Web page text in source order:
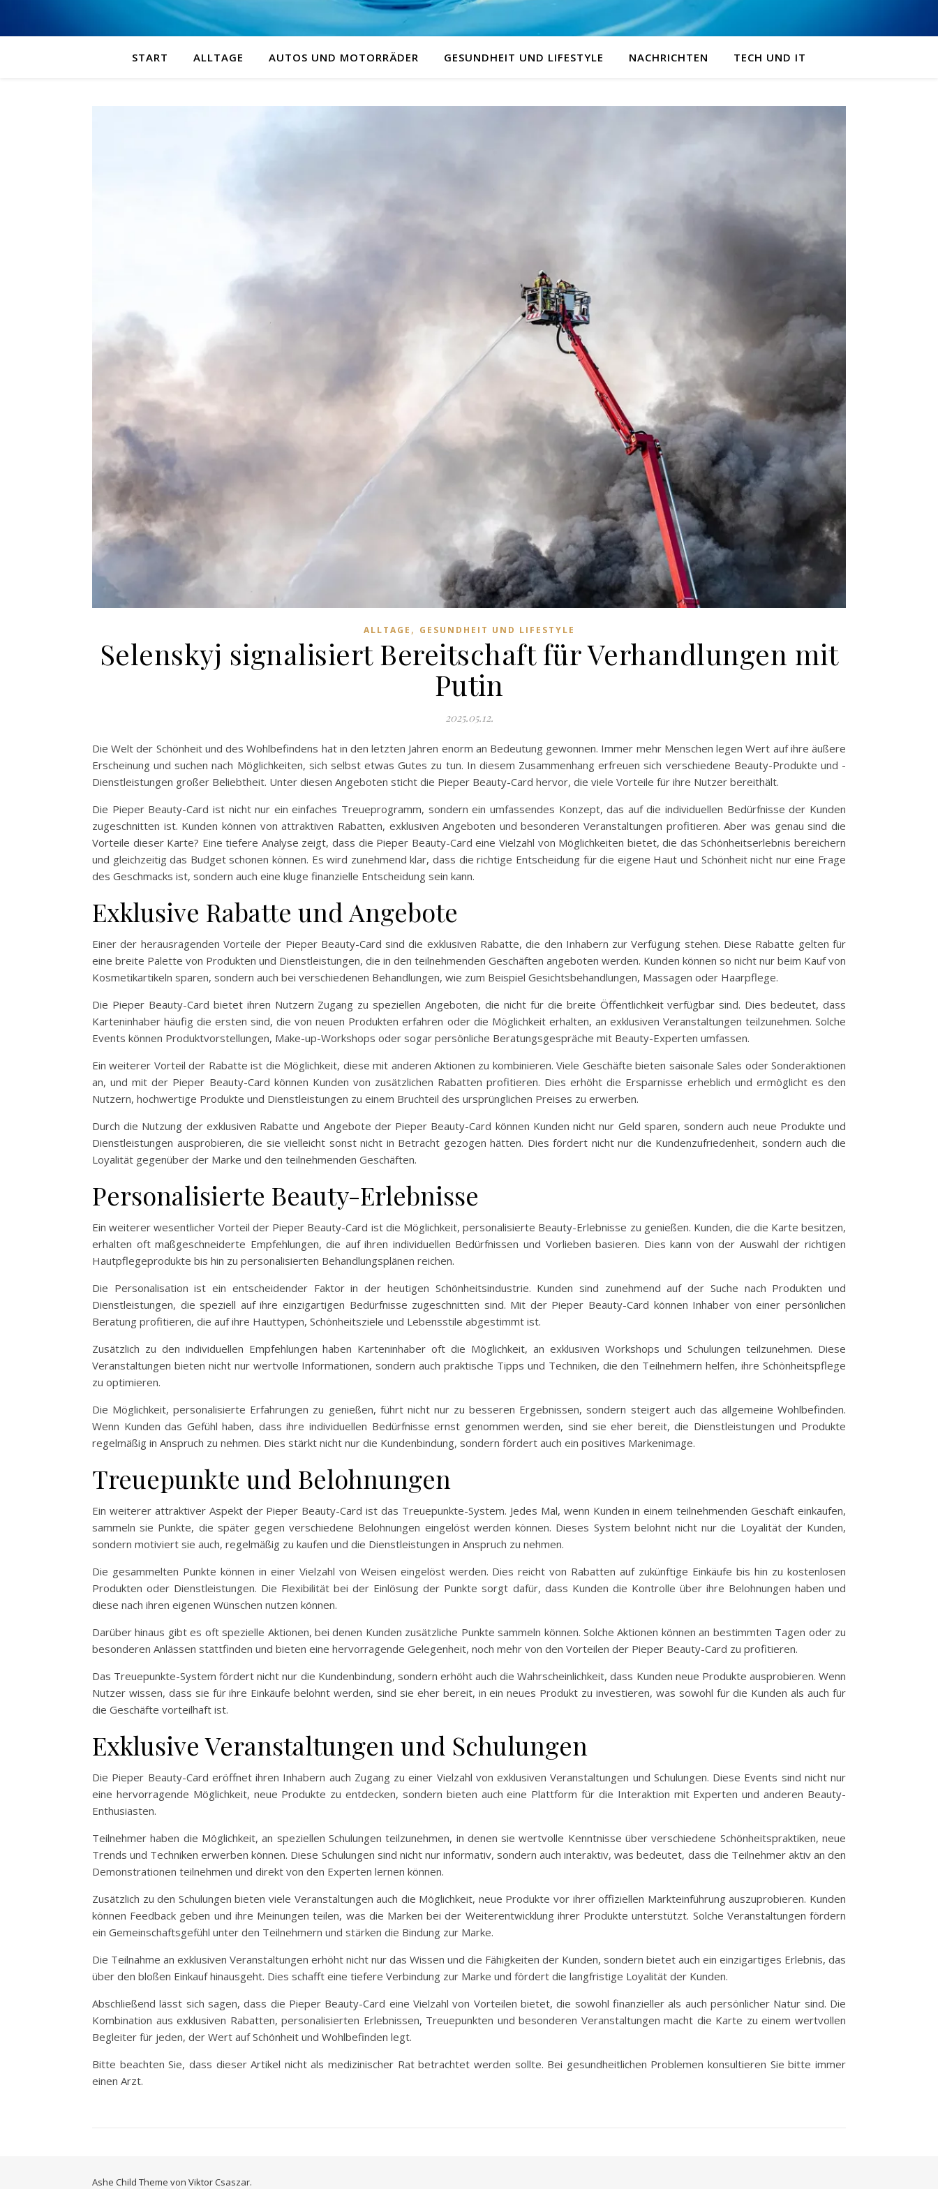
START ALLTAGE AUTOS UND MOTORRÄDER GESUNDHEIT UND LIFESTYLE NACHRICHTEN TECH UND IT
ALLTAGE , GESUNDHEIT UND LIFESTYLE
Selenskyj signalisiert Bereitschaft für Verhandlungen mit
Putin
2025.05.12.
Die Welt der Schönheit und des Wohlbefindens hat in den letzten Jahren enorm an Bedeutung gewonnen. Immer mehr Menschen legen Wert auf ihre äußere
Erscheinung und suchen nach Möglichkeiten, sich selbst etwas Gutes zu tun. In diesem Zusammenhang erfreuen sich verschiedene Beauty-Produkte und -
Dienstleistungen großer Beliebtheit. Unter diesen Angeboten sticht die Pieper Beauty-Card hervor, die viele Vorteile für ihre Nutzer bereithält.
Die Pieper Beauty-Card ist nicht nur ein einfaches Treueprogramm, sondern ein umfassendes Konzept, das auf die individuellen Bedürfnisse der Kunden
zugeschnitten ist. Kunden können von attraktiven Rabatten, exklusiven Angeboten und besonderen Veranstaltungen profitieren. Aber was genau sind die
Vorteile dieser Karte? Eine tiefere Analyse zeigt, dass die Pieper Beauty-Card eine Vielzahl von Möglichkeiten bietet, die das Schönheitserlebnis bereichern
und gleichzeitig das Budget schonen können. Es wird zunehmend klar, dass die richtige Entscheidung für die eigene Haut und Schönheit nicht nur eine Frage
des Geschmacks ist, sondern auch eine kluge finanzielle Entscheidung sein kann.
Exklusive Rabatte und Angebote
Einer der herausragenden Vorteile der Pieper Beauty-Card sind die exklusiven Rabatte, die den Inhabern zur Verfügung stehen. Diese Rabatte gelten für
eine breite Palette von Produkten und Dienstleistungen, die in den teilnehmenden Geschäften angeboten werden. Kunden können so nicht nur beim Kauf von
Kosmetikartikeln sparen, sondern auch bei verschiedenen Behandlungen, wie zum Beispiel Gesichtsbehandlungen, Massagen oder Haarpflege.
Die Pieper Beauty-Card bietet ihren Nutzern Zugang zu speziellen Angeboten, die nicht für die breite Öffentlichkeit verfügbar sind. Dies bedeutet, dass
Karteninhaber häufig die ersten sind, die von neuen Produkten erfahren oder die Möglichkeit erhalten, an exklusiven Veranstaltungen teilzunehmen. Solche
Events können Produktvorstellungen, Make-up-Workshops oder sogar persönliche Beratungsgespräche mit Beauty-Experten umfassen.
Ein weiterer Vorteil der Rabatte ist die Möglichkeit, diese mit anderen Aktionen zu kombinieren. Viele Geschäfte bieten saisonale Sales oder Sonderaktionen
an, und mit der Pieper Beauty-Card können Kunden von zusätzlichen Rabatten profitieren. Dies erhöht die Ersparnisse erheblich und ermöglicht es den
Nutzern, hochwertige Produkte und Dienstleistungen zu einem Bruchteil des ursprünglichen Preises zu erwerben.
Durch die Nutzung der exklusiven Rabatte und Angebote der Pieper Beauty-Card können Kunden nicht nur Geld sparen, sondern auch neue Produkte und
Dienstleistungen ausprobieren, die sie vielleicht sonst nicht in Betracht gezogen hätten. Dies fördert nicht nur die Kundenzufriedenheit, sondern auch die
Loyalität gegenüber der Marke und den teilnehmenden Geschäften.
Personalisierte Beauty-Erlebnisse
Ein weiterer wesentlicher Vorteil der Pieper Beauty-Card ist die Möglichkeit, personalisierte Beauty-Erlebnisse zu genießen. Kunden, die die Karte besitzen,
erhalten oft maßgeschneiderte Empfehlungen, die auf ihren individuellen Bedürfnissen und Vorlieben basieren. Dies kann von der Auswahl der richtigen
Hautpflegeprodukte bis hin zu personalisierten Behandlungsplänen reichen.
Die Personalisation ist ein entscheidender Faktor in der heutigen Schönheitsindustrie. Kunden sind zunehmend auf der Suche nach Produkten und
Dienstleistungen, die speziell auf ihre einzigartigen Bedürfnisse zugeschnitten sind. Mit der Pieper Beauty-Card können Inhaber von einer persönlichen
Beratung profitieren, die auf ihre Hauttypen, Schönheitsziele und Lebensstile abgestimmt ist.
Zusätzlich zu den individuellen Empfehlungen haben Karteninhaber oft die Möglichkeit, an exklusiven Workshops und Schulungen teilzunehmen. Diese
Veranstaltungen bieten nicht nur wertvolle Informationen, sondern auch praktische Tipps und Techniken, die den Teilnehmern helfen, ihre Schönheitspflege
zu optimieren.
Die Möglichkeit, personalisierte Erfahrungen zu genießen, führt nicht nur zu besseren Ergebnissen, sondern steigert auch das allgemeine Wohlbefinden.
Wenn Kunden das Gefühl haben, dass ihre individuellen Bedürfnisse ernst genommen werden, sind sie eher bereit, die Dienstleistungen und Produkte
regelmäßig in Anspruch zu nehmen. Dies stärkt nicht nur die Kundenbindung, sondern fördert auch ein positives Markenimage.
Treuepunkte und Belohnungen
Ein weiterer attraktiver Aspekt der Pieper Beauty-Card ist das Treuepunkte-System. Jedes Mal, wenn Kunden in einem teilnehmenden Geschäft einkaufen,
sammeln sie Punkte, die später gegen verschiedene Belohnungen eingelöst werden können. Dieses System belohnt nicht nur die Loyalität der Kunden,
sondern motiviert sie auch, regelmäßig zu kaufen und die Dienstleistungen in Anspruch zu nehmen.
Die gesammelten Punkte können in einer Vielzahl von Weisen eingelöst werden. Dies reicht von Rabatten auf zukünftige Einkäufe bis hin zu kostenlosen
Produkten oder Dienstleistungen. Die Flexibilität bei der Einlösung der Punkte sorgt dafür, dass Kunden die Kontrolle über ihre Belohnungen haben und
diese nach ihren eigenen Wünschen nutzen können.
Darüber hinaus gibt es oft spezielle Aktionen, bei denen Kunden zusätzliche Punkte sammeln können. Solche Aktionen können an bestimmten Tagen oder zu
besonderen Anlässen stattfinden und bieten eine hervorragende Gelegenheit, noch mehr von den Vorteilen der Pieper Beauty-Card zu profitieren.
Das Treuepunkte-System fördert nicht nur die Kundenbindung, sondern erhöht auch die Wahrscheinlichkeit, dass Kunden neue Produkte ausprobieren. Wenn
Nutzer wissen, dass sie für ihre Einkäufe belohnt werden, sind sie eher bereit, in ein neues Produkt zu investieren, was sowohl für die Kunden als auch für
die Geschäfte vorteilhaft ist.
Exklusive Veranstaltungen und Schulungen
Die Pieper Beauty-Card eröffnet ihren Inhabern auch Zugang zu einer Vielzahl von exklusiven Veranstaltungen und Schulungen. Diese Events sind nicht nur
eine hervorragende Möglichkeit, neue Produkte zu entdecken, sondern bieten auch eine Plattform für die Interaktion mit Experten und anderen Beauty-
Enthusiasten.
Teilnehmer haben die Möglichkeit, an speziellen Schulungen teilzunehmen, in denen sie wertvolle Kenntnisse über verschiedene Schönheitspraktiken, neue
Trends und Techniken erwerben können. Diese Schulungen sind nicht nur informativ, sondern auch interaktiv, was bedeutet, dass die Teilnehmer aktiv an den
Demonstrationen teilnehmen und direkt von den Experten lernen können.
Zusätzlich zu den Schulungen bieten viele Veranstaltungen auch die Möglichkeit, neue Produkte vor ihrer offiziellen Markteinführung auszuprobieren. Kunden
können Feedback geben und ihre Meinungen teilen, was die Marken bei der Weiterentwicklung ihrer Produkte unterstützt. Solche Veranstaltungen fördern
ein Gemeinschaftsgefühl unter den Teilnehmern und stärken die Bindung zur Marke.
Die Teilnahme an exklusiven Veranstaltungen erhöht nicht nur das Wissen und die Fähigkeiten der Kunden, sondern bietet auch ein einzigartiges Erlebnis, das
über den bloßen Einkauf hinausgeht. Dies schafft eine tiefere Verbindung zur Marke und fördert die langfristige Loyalität der Kunden.
Abschließend lässt sich sagen, dass die Pieper Beauty-Card eine Vielzahl von Vorteilen bietet, die sowohl finanzieller als auch persönlicher Natur sind. Die
Kombination aus exklusiven Rabatten, personalisierten Erlebnissen, Treuepunkten und besonderen Veranstaltungen macht die Karte zu einem wertvollen
Begleiter für jeden, der Wert auf Schönheit und Wohlbefinden legt.
Bitte beachten Sie, dass dieser Artikel nicht als medizinischer Rat betrachtet werden sollte. Bei gesundheitlichen Problemen konsultieren Sie bitte immer
einen Arzt.
Ashe Child Theme von Viktor Csaszar.